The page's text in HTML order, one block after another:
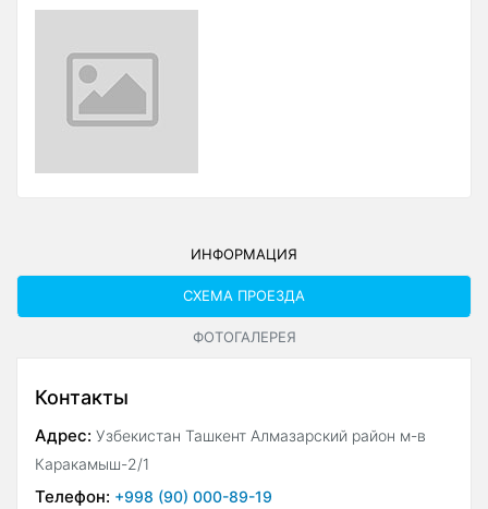
ИНФОРМАЦИЯ
СХЕМА ПРОЕЗДА
ФОТОГАЛЕРЕЯ
Контакты
Адрес: Узбекистан Ташкент Алмазарский район м-в
Каракамыш-2/1
Телефон: +998 (90) 000-89-19